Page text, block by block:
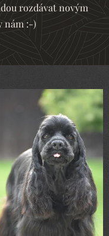
rozdávat novým
nám :-)